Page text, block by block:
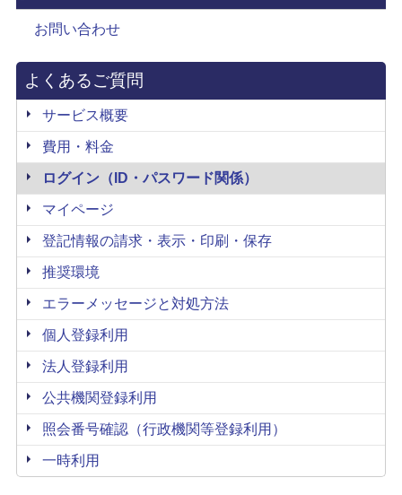
お問い合わせ
よくあるご質問
サービス概要
費用・料金
ログイン（ID・パスワード関係）
マイページ
登記情報の請求・表示・印刷・保存
推奨環境
エラーメッセージと対処方法
個人登録利用
法人登録利用
公共機関登録利用
照会番号確認（行政機関等登録利用）
一時利用